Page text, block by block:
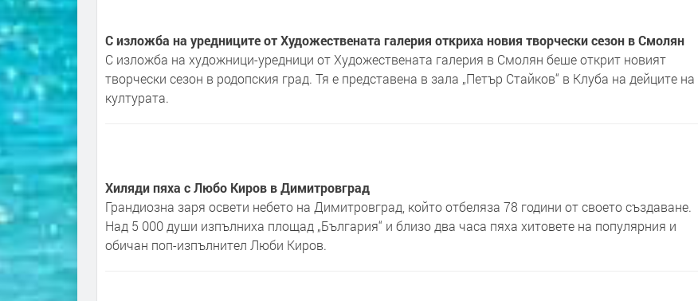
С изложба на уредниците от Художествената галерия откриха новия творчески сезон в Смолян
С изложба на художници-уредници от Художествената галерия в Смолян беше открит новият
творчески сезон в родопския град. Тя е представена в зала „Петър Стайков“ в Клуба на дейците на
културата.
Хиляди пяха с Любо Киров в Димитровград
Грандиозна заря освети небето на Димитровград, който отбеляза 78 години от своето създаване.
Над 5 000 души изпълниха площад „България“ и близо два часа пяха хитовете на популярния и
обичан поп-изпълнител Люби Киров.